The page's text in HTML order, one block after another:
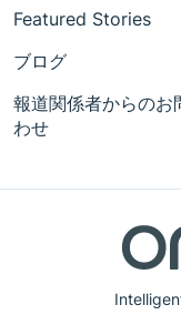
Featured Stories
ブログ
報道関係者からのお
わせ